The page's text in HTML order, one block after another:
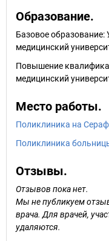
Образование.
Базовое образование:
медицинский
Повышение
медицинский
Место работы.
Поликлиника на
Поликлиника
Отзывы.
Отзывов пока нет.
Мы не публикуем
врача. Для врачей,
удаляются.